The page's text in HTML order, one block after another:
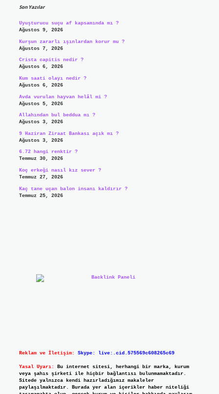
Son Yazılar
Uyuşturucu suçu af kapsamında mı ?
Ağustos 9, 2026
Kurşun zararlı ışınlardan korur mu ?
Ağustos 7, 2026
Crista capitis nedir ?
Ağustos 6, 2026
Kum saati olayı nedir ?
Ağustos 6, 2026
Avda vurulan hayvan helâl mi ?
Ağustos 5, 2026
Allahından bul beddua mı ?
Ağustos 3, 2026
9 Haziran Ziraat Bankası açık mı ?
Ağustos 3, 2026
6.72 hangi renktir ?
Temmuz 30, 2026
Koç erkeği nasıl kız sever ?
Temmuz 27, 2026
Kaç tane uçan balon insanı kaldırır ?
Temmuz 25, 2026
Reklam ve İletişim: Skype: live:.cid.575569c608265c69
Yasal Uyarı:
Bu internet sitesi, herhangi bir marka, kurum
veya şahıs şirketi ile hiçbir bağlantısı bulunmamaktadır.
Sitede yalnızca kendi hazırladığımız makaleler
paylaşılmaktadır. Burada yer alan içerikler haber niteliği